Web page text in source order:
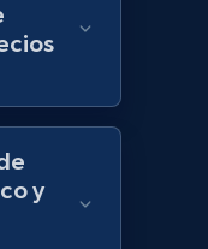
Final
y